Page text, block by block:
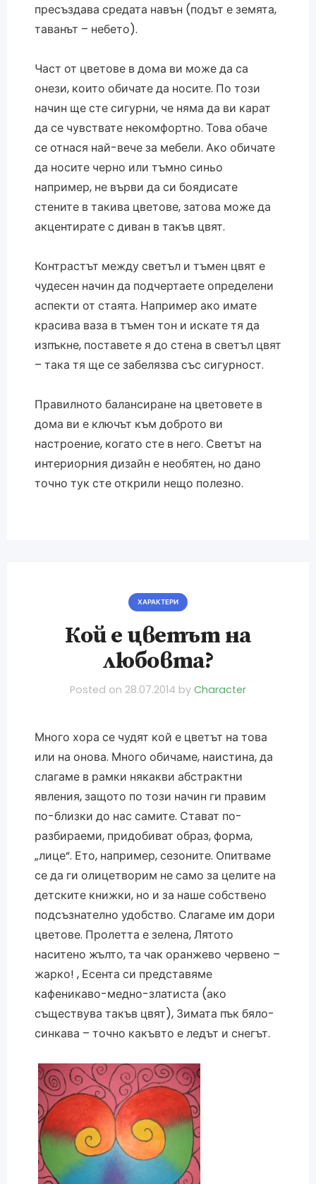
пресъздава средата навън (подът е земята,
таванът – небето).
Част от цветове в дома ви може да са
онези, които обичате да носите. По този
начин ще сте сигурни, че няма да ви карат
да се чувствате некомфортно. Това обаче
се отнася най-вече за мебели. Ако обичате
да носите черно или тъмно синьо
например, не върви да си боядисате
стените в такива цветове, затова може да
акцентирате с диван в такъв цвят.
Контрастът между светъл и тъмен цвят е
чудесен начин да подчертаете определени
аспекти от стаята. Например ако имате
красива ваза в тъмен тон и искате тя да
изпъкне, поставете я до стена в светъл цвят
– така тя ще се забелязва със сигурност.
Правилното балансиране на цветовете в
дома ви е ключът към доброто ви
настроение, когато сте в него. Светът на
интериорния дизайн е необятен, но дано
точно тук сте открили нещо полезно.
ХАРАКТЕРИ
Кой е цветът на
любовта?
Posted on 28.07.2014 by Character
Много хора се чудят кой е цветът на това
или на онова. Много обичаме, наистина, да
слагаме в рамки някакви абстрактни
явления, защото по този начин ги правим
по-близки до нас самите. Стават по-
разбираеми, придобиват образ, форма,
„лице“. Ето, например, сезоните. Опитваме
се да ги олицетворим не само за целите на
детските книжки, но и за наше собствено
подсъзнателно удобство. Слагаме им дори
цветове. Пролетта е зелена, Лятото
наситено жълто, та чак оранжево червено –
жарко! , Есента си представяме
кафеникаво-медно-златиста (ако
съществува такъв цвят), Зимата пък бяло-
синкава – точно какъвто е ледът и снегът.